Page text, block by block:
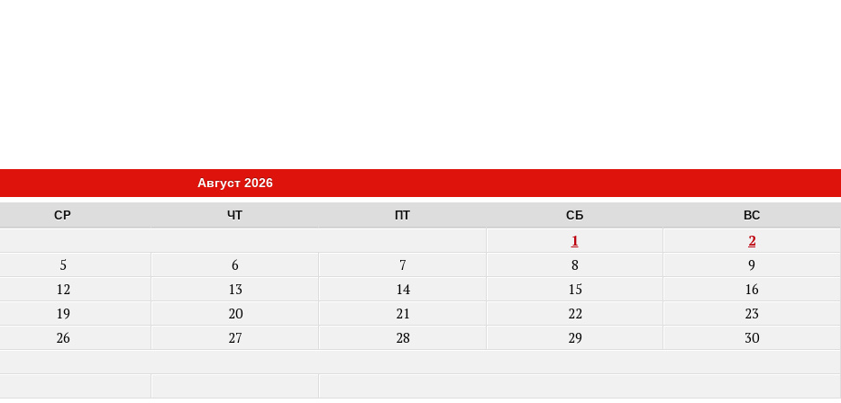
Август 2026
СР ЧТ ПТ СБ ВС
1
2
5 6 7 8
9
12 13 14 15
16
19 20 21 22
23
26 27 28 29
30